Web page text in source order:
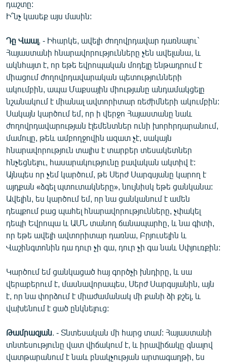
դաշտը:
Ի՞նչ կասեք այս մասին:
Դը Վաալ . - Իհարկե, ավելի ժողովրդավար դառնալու`
Հայաստանի հնարավորությունները չեն ավելանա, և
ակնհայտ է, որ եթե եվրոպական մոդելը ենթադրում է
միացում ժողովրդավարական պետությունների
ակումբին, ապա Մաքսային միությանը անդամակցելը
նշանակում է միանալ ավտորիտար ռեժիմների ակումբին:
Սակայն կարծում եմ, որ ի վերջո Հայաստանը նաև
ժողովրդավարության էլեմենտներ ունի խորհրդարանում,
մամուլը, թեև ամբողջովին ազատ չէ, սակայն
հնարավորություն տալիս է տարբեր տեսակետներ
հնչեցնելու, հասարակությունը բավական ակտիվ է:
Այնպես որ չեմ կարծում, թե Սերժ Սարգսյանը կարող է
այդքան «ձգել պտուտակները», նույնիսկ եթե ցանկանա:
Ավելին, ես կարծում եմ, որ նա ցանկանում է ամեն
դեպքում բաց պահել հնարավորությունները, չփակել
դեպի Եվրոպա և ԱՄՆ տանող ճանապարհը, և նա գիտի,
որ եթե ավելի ավտորիտար դառնա, Բրյուսելին և
Վաշինգտոնին դա դուր չի գա, դուր չի գա նաև Սփյուռքին:
Կարծում եմ ցանկացած հայ գործչի խնդիրը, և սա
վերաբերում է, մասնավորապես, Սերժ Սարգսյանին, այն
է, որ նա փորձում է միաժամանակ մի քանի ձի քշել, և
վախենում է ցած ընկնելուց:
Թամրազյան . - Տնտեսական մի հարց տամ: Հայաստանի
տնտեսությունը վատ վիճակում է, և իրավիճակը գնալով
վատթարանում է նաև բնակչության արտագաղթի, ես